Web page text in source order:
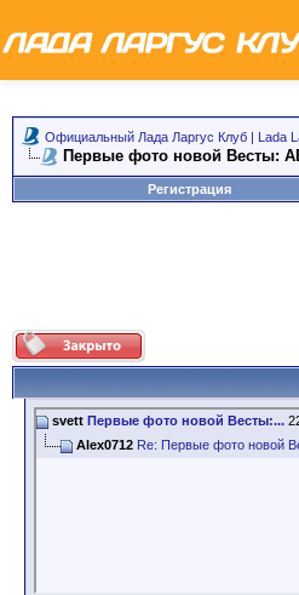
Официальный Лада Ларгус Клуб | Lada
Первые фото новой Весты:
Регистрация
svett Первые фото новой Весты:...
Alex0712 Re: Первые фото новой